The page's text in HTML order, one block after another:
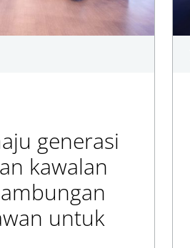
generasi
kawalan
untuk